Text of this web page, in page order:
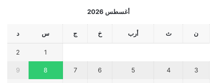
أغسطس 2026
ن ث أرب خ ج س د
1
2
3
4
5
6
7
8
9